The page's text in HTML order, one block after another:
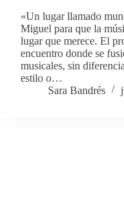
«Un lugar llamado
Miguel para que la
lugar que merece. El
encuentro donde se
musicales, sin
estilo o…
Sara Bandrés